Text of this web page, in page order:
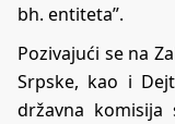
bh. entiteta”.
Pozivajući se na
Srpske, kao i
državna komisija